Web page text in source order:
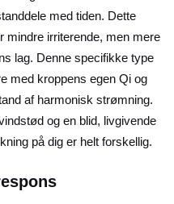
med tiden. Dette
mindre irriterende, men mere
lag. Denne specifikke type
med kroppens egen Qi og
af harmonisk strømning.
og en blid, livgivende
på dig er helt forskellig.